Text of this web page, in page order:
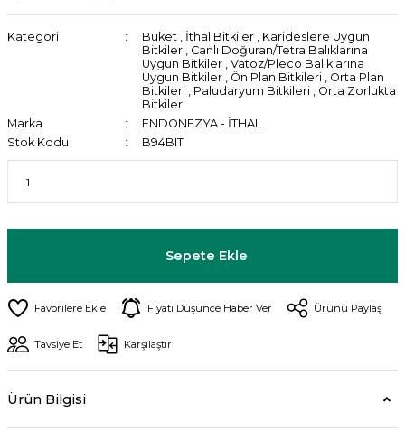
Kategori Buket , İthal Bitkiler , Karideslere Uygun
Bitkiler , Canlı Doğuran/Tetra Balıklarına
Uygun Bitkiler , Vatoz/Pleco Balıklarına
Uygun Bitkiler , Ön Plan Bitkileri , Orta Plan
Bitkileri , Paludaryum Bitkileri , Orta Zorlukta
Bitkiler
Marka
ENDONEZYA - İTHAL
Stok Kodu
B94BIT
Sepete Ekle
Fiyatı Düşünce Haber Ver Ürünü Paylaş
Tavsiye Et Karşılaştır
Ürün Bilgisi